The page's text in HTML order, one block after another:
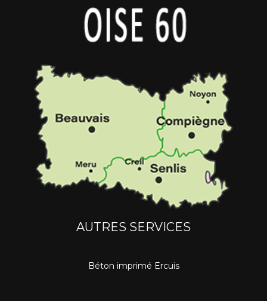
AUTRES SERVICES
Béton imprimé Ercuis